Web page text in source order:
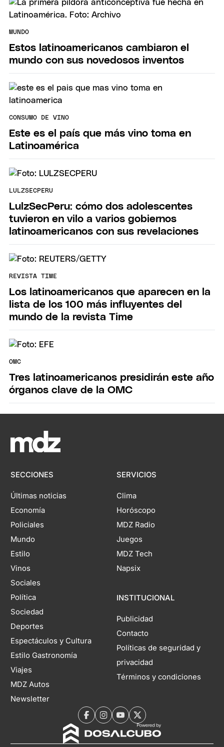
MUNDO
Estos latinoamericanos cambiaron el
mundo con sus novedosos inventos
CONSUMO DE VINO
Este es el país que más vino toma en
Latinoamérica
LULZSECPERU
LulzSecPeru: cómo dos adolescentes
tuvieron en vilo a varios gobiernos
latinoamericanos con sus revelaciones
REVISTA TIME
Los latinoamericanos que aparecen en la
lista de los 100 más influyentes del
mundo de la revista Time
OMC
Tres latinoamericanos presidirán este año
órganos clave de la OMC
SECCIONES
Últimas noticias
Economía
Policiales
Mundo
Estilo
Vinos
Sociales
Política
Sociedad
Deportes
Espectáculos y Cultura
Estilo Gastronomía
Viajes
MDZ Autos
Newsletter
SERVICIOS
Clima
Horóscopo
MDZ Radio
Juegos
MDZ Tech
Napsix
INSTITUCIONAL
Publicidad
Contacto
Políticas de seguridad y
privacidad
Términos y condiciones